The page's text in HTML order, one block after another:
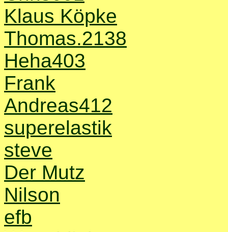
Klaus Köpke
Thomas.2138
Heha403
Frank
Andreas412
superelastik
steve
Der Mutz
Nilson
efb